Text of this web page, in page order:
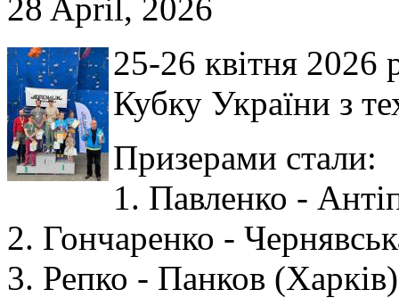
28 April, 2026
25-26 квітня 2026
Кубку України з
Призерами стали:
1. Павленко -
2. Гончаренко -
3. Репко - Панков